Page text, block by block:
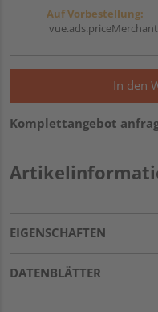
Auf Vorbestellung:
In den
Komplettangebot
EIGENSCHAFTEN
DATENBLÄTTER